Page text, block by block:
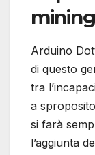
Arduino
di questo
tra
a
si farà
l’aggiunta